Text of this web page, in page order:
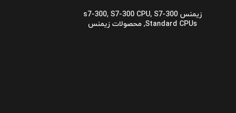
زیمنس s7-300 , S7-300 CPU, S7-300
Standard CPUs
,محصولات زیمنس